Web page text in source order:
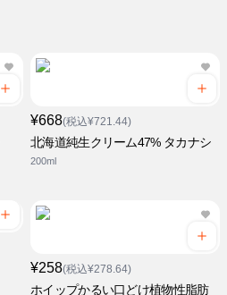
¥668(税込¥721.44)
北海道純生クリーム47% タカナシ
200ml
¥258(税込¥278.64)
ホイップかるい口どけ植物性脂肪